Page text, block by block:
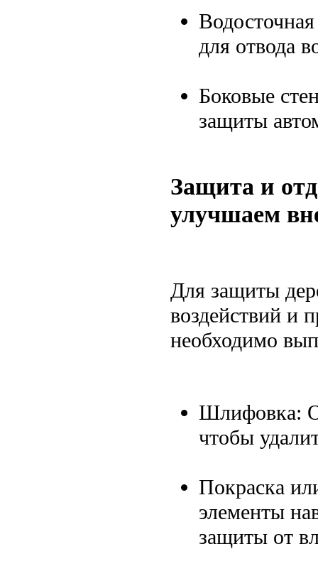
для отвода
Боковые
защиты
Защита и
улучшаем
Для защиты
воздействий и
необходимо
Шлифовка:
чтобы
Покраска
элементы
защиты от